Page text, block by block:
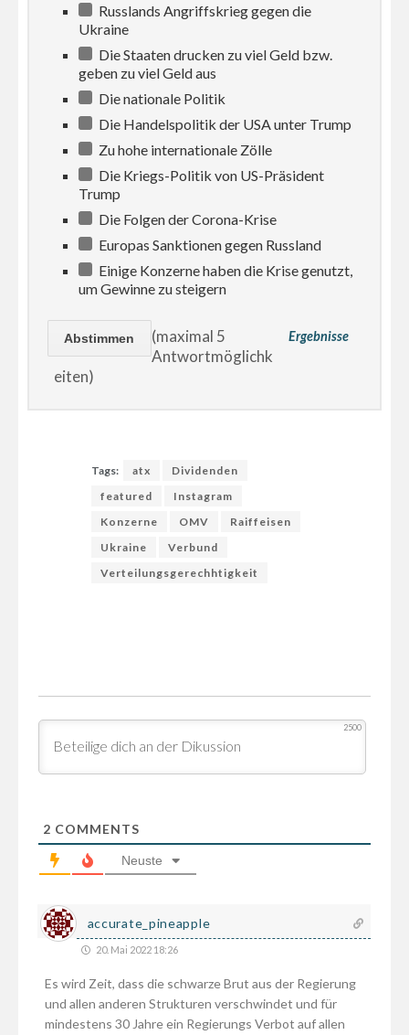
Russlands Angriffskrieg gegen die
Ukraine
Die Staaten drucken zu viel Geld bzw.
geben zu viel Geld aus
Die nationale Politik
Die Handelspolitik der USA unter Trump
Zu hohe internationale Zölle
Die Kriegs-Politik von US-Präsident
Trump
Die Folgen der Corona-Krise
Europas Sanktionen gegen Russland
Einige Konzerne haben die Krise genutzt,
um Gewinne zu steigern
Ergebnisse
(maximal 5
Antwortmöglichk
eiten)
Tags: atx
Dividenden
featured
Instagram
Konzerne
OMV
Raiffeisen
Ukraine
Verbund
Verteilungsgerechhtigkeit
2500
2 COMMENTS
Neuste
accurate_pineapple
20. Mai 2022 18:26
Es wird Zeit, dass die schwarze Brut aus der Regierung
und allen anderen Strukturen verschwindet und für
mindestens 30 Jahre ein Regierungs Verbot auf allen